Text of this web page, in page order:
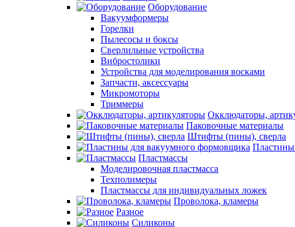
Оборудование
Вакуумформеры
Горелки
Пылесосы и боксы
Сверлильные устройства
Вибростолики
Устройства для моделирования восками
Запчасти, аксессуары
Микромоторы
Триммеры
Окклюдаторы,
Паковочные материалы
Штифты (пины), сверла
Пластмассы
Моделировочная пластмасса
Техполимеры
Пластмассы для индивидуальных ложек
Проволока, кламеры
Разное
Силиконы